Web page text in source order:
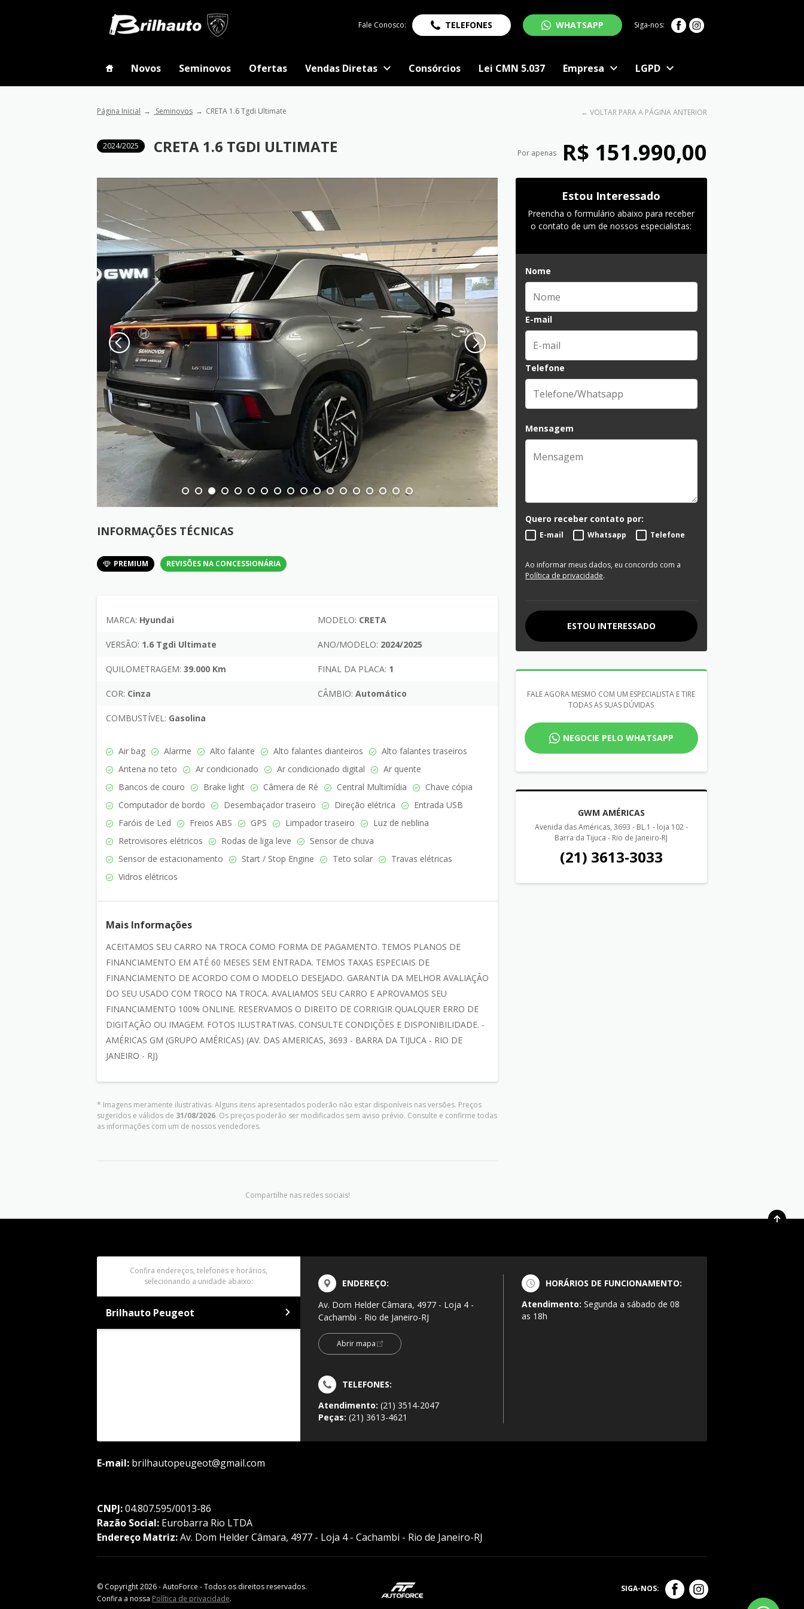
Fale Conosco: TELEFONES WHATSAPP Siga-nos:
Novos Seminovos Ofertas Vendas Diretas Consórcios Lei CMN 5.037 Empresa LGPD
Página Inicial Seminovos CRETA 1.6 Tgdi Ultimate ← VOLTAR PARA A PÁGINA ANTERIOR
2024/2025 CRETA 1.6 TGDI ULTIMATE Por apenas R$ 151.990,00
INFORMAÇÕES TÉCNICAS
PREMIUM REVISÕES NA CONCESSIONÁRIA
MARCA: Hyundai MODELO: CRETA
VERSÃO: 1.6 Tgdi Ultimate ANO/MODELO: 2024/2025
QUILOMETRAGEM: 39.000 Km FINAL DA PLACA: 1
COR: Cinza CÂMBIO: Automático
COMBUSTÍVEL: Gasolina
Air bag Alarme Alto falante Alto falantes dianteiros
Alto falantes traseiros
Antena no teto
Ar condicionado Ar condicionado digital
Ar quente
Bancos de couro
Brake light Câmera de Ré Central Multimídia
Chave cópia
Computador de bordo
Desembaçador traseiro Direção elétrica
Entrada USB
Faróis de Led
Freios ABS GPS Limpador traseiro
Luz de neblina
Retrovisores elétricos
Rodas de liga leve
Sensor de chuva
Sensor de estacionamento
Start / Stop Engine Teto solar
Travas elétricas
Vidros elétricos
Mais Informações
ACEITAMOS SEU CARRO NA TROCA COMO FORMA DE PAGAMENTO. TEMOS PLANOS DE
FINANCIAMENTO EM ATÉ 60 MESES SEM ENTRADA. TEMOS TAXAS ESPECIAIS DE
FINANCIAMENTO DE ACORDO COM O MODELO DESEJADO. GARANTIA DA MELHOR AVALIAÇÃO
DO SEU USADO COM TROCO NA TROCA. AVALIAMOS SEU CARRO E APROVAMOS SEU
FINANCIAMENTO 100% ONLINE. RESERVAMOS O DIREITO DE CORRIGIR QUALQUER ERRO DE
DIGITAÇÃO OU IMAGEM. FOTOS ILUSTRATIVAS. CONSULTE CONDIÇÕES E DISPONIBILIDADE. -
AMÉRICAS GM (GRUPO AMÉRICAS) (AV. DAS AMERICAS, 3693 - BARRA DA TIJUCA - RIO DE
JANEIRO - RJ)
* Imagens meramente ilustrativas. Alguns itens apresentados poderão não estar disponíveis nas versões. Preços
sugeridos e válidos de 31/08/2026. Os preços poderão ser modificados sem aviso prévio. Consulte e confirme todas
as informações com um de nossos vendedores.
Compartilhe nas redes sociais!
Estou Interessado
Preencha o formulário abaixo para receber
o contato de um de nossos especialistas:
Nome
E-mail
Telefone
Mensagem
Quero receber contato por:
E-mail Whatsapp Telefone
Ao informar meus dados, eu concordo com a
Política de privacidade.
ESTOU INTERESSADO
FALE AGORA MESMO COM UM ESPECIALISTA E TIRE
TODAS AS SUAS DÚVIDAS
NEGOCIE PELO WHATSAPP
GWM AMÉRICAS
Avenida das Américas, 3693 - BL.1 - loja 102 -
Barra da Tijuca - Rio de Janeiro-RJ
(21) 3613-3033
Confira endereços, telefones e horários,
selecionando a unidade abaixo:
Brilhauto Peugeot
ENDEREÇO:
Av. Dom Helder Câmara, 4977 - Loja 4 -
Cachambi - Rio de Janeiro-RJ
Abrir mapa
TELEFONES:
Atendimento: (21) 3514-2047
Peças: (21) 3613-4621
HORÁRIOS DE FUNCIONAMENTO:
Atendimento: Segunda a sábado de 08
as 18h
E-mail: brilhautopeugeot@gmail.com
CNPJ:04.807.595/0013-86
Razão Social: Eurobarra Rio LTDA
Endereço Matriz:Av. Dom Helder Câmara, 4977 - Loja 4 - Cachambi - Rio de Janeiro-RJ
© Copyright 2026-AutoForce - Todos os direitos reservados.
Confira a nossa Política de privacidade.
SIGA-NOS: